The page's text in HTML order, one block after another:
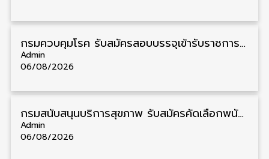
กรมควบคุมโรค รับสมัครสอบบรรจุเข้ารับราชการ วุฒิ ปวส./ป.ตรี 17 อัตรา รับสมัคร 17 สิงหาคม – 4 กันยายน
Admin
06/08/2026
กรมสนับสนุนบริการสุขภาพ รับสมัครคัดเลือกพนักงานราชการ วุฒิ ปวส./ป.ตรี 13 อัตรา รับสมัคร 11 – 20 สิงหาคม
Admin
06/08/2026